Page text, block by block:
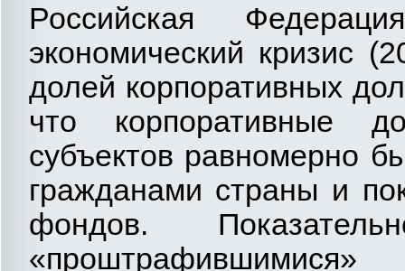
Российская
экономический кризис
долей корпоративных
что корпоративные
субъектов равномерно
гражданами страны и
фондов.